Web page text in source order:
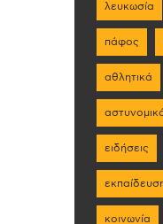
λευκωσία
πάφος
αθλητικά
ειδήσεις
κοινωνία